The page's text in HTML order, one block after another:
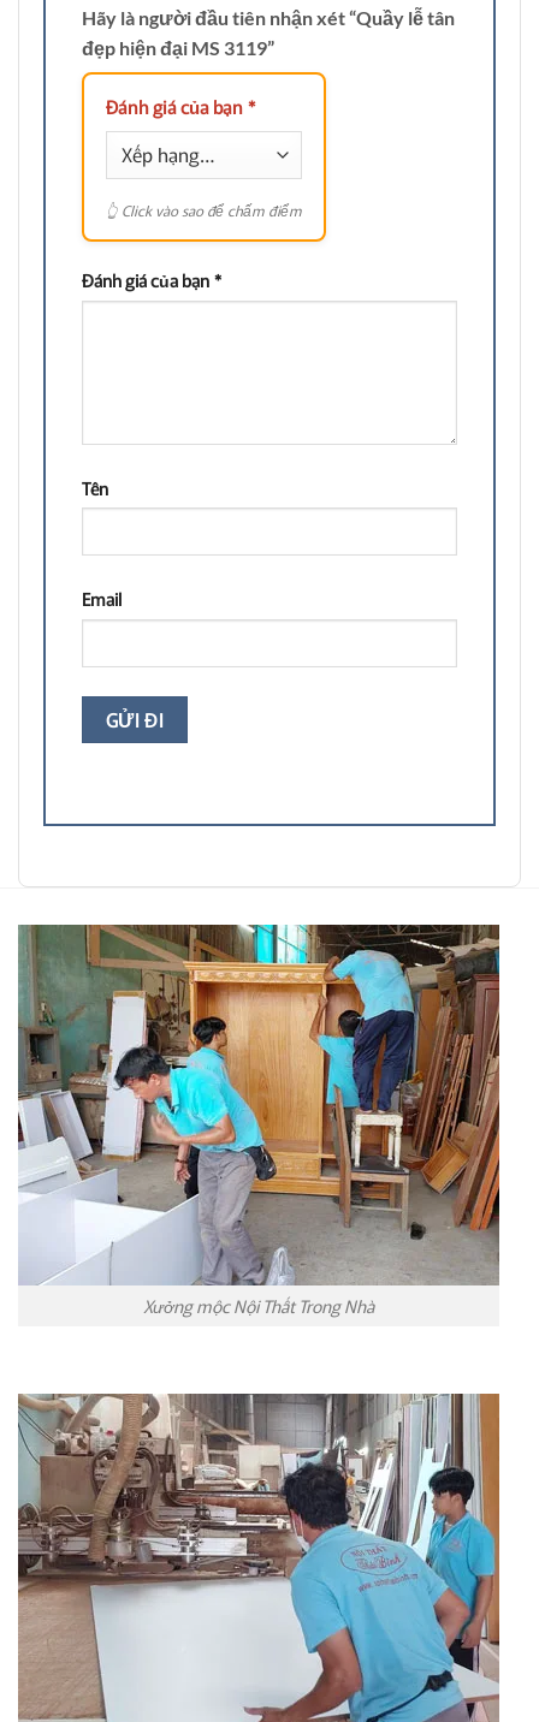
Hãy là người đầu tiên nhận xét “Quầy lễ tân
đẹp hiện đại MS 3119”
Đánh giá của bạn*
Đánh giá của bạn*
Tên
Email
Xưởng mộc Nội Thất Trong Nhà